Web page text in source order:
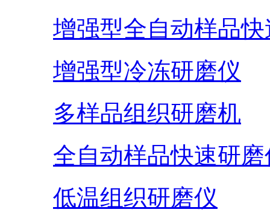
增强型全自动样品
增强型冷冻研磨仪
多样品组织研磨机
全自动样品快速研磨
低温组织研磨仪